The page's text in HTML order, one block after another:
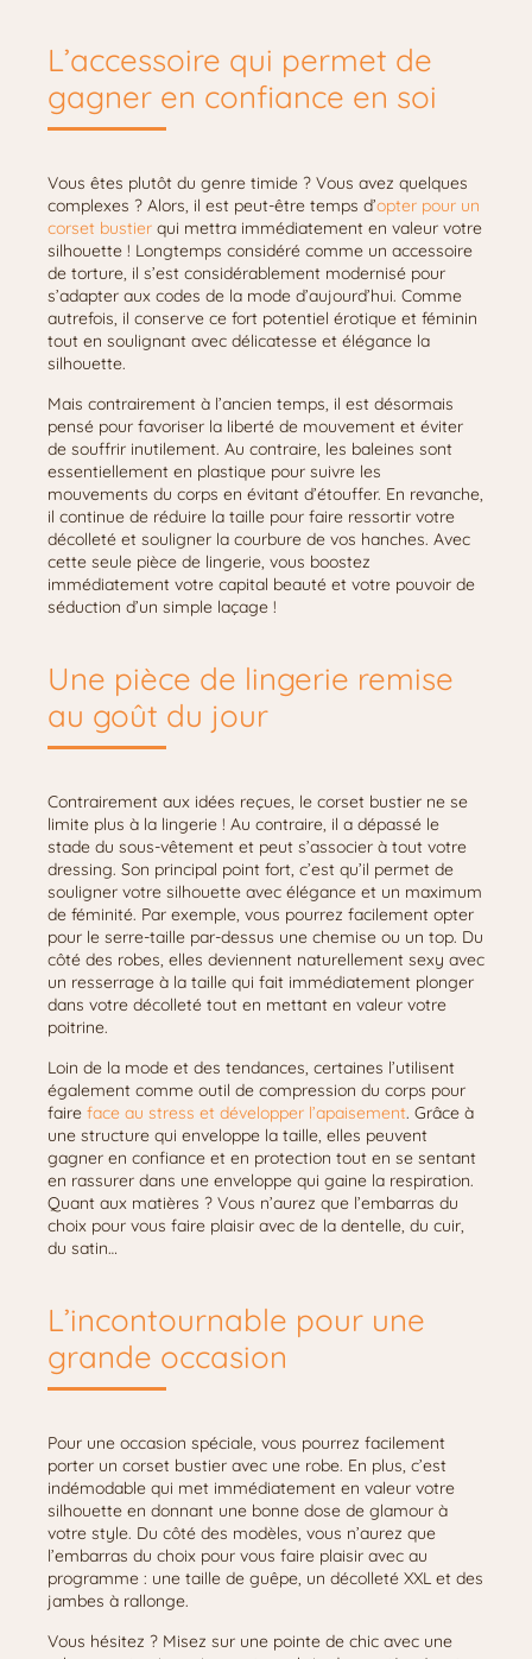
L’accessoire qui permet de
gagner en confiance en soi
Vous êtes plutôt du genre timide ? Vous avez quelques
complexes ? Alors, il est peut-être temps d’opter pour un
corset bustier qui mettra immédiatement en valeur votre
silhouette ! Longtemps considéré comme un accessoire
de torture, il s’est considérablement modernisé pour
s’adapter aux codes de la mode d’aujourd’hui. Comme
autrefois, il conserve ce fort potentiel érotique et féminin
tout en soulignant avec délicatesse et élégance la
silhouette.
Mais contrairement à l’ancien temps, il est désormais
pensé pour favoriser la liberté de mouvement et éviter
de souffrir inutilement. Au contraire, les baleines sont
essentiellement en plastique pour suivre les
mouvements du corps en évitant d’étouffer. En revanche,
il continue de réduire la taille pour faire ressortir votre
décolleté et souligner la courbure de vos hanches. Avec
cette seule pièce de lingerie, vous boostez
immédiatement votre capital beauté et votre pouvoir de
séduction d’un simple laçage !
Une pièce de lingerie remise
au goût du jour
Contrairement aux idées reçues, le corset bustier ne se
limite plus à la lingerie ! Au contraire, il a dépassé le
stade du sous-vêtement et peut s’associer à tout votre
dressing. Son principal point fort, c’est qu’il permet de
souligner votre silhouette avec élégance et un maximum
de féminité. Par exemple, vous pourrez facilement opter
pour le serre-taille par-dessus une chemise ou un top. Du
côté des robes, elles deviennent naturellement sexy avec
un resserrage à la taille qui fait immédiatement plonger
dans votre décolleté tout en mettant en valeur votre
poitrine.
Loin de la mode et des tendances, certaines l’utilisent
également comme outil de compression du corps pour
faire face au stress et développer l’apaisement. Grâce à
une structure qui enveloppe la taille, elles peuvent
gagner en confiance et en protection tout en se sentant
en rassurer dans une enveloppe qui gaine la respiration.
Quant aux matières ? Vous n’aurez que l’embarras du
choix pour vous faire plaisir avec de la dentelle, du cuir,
du satin…
L’incontournable pour une
grande occasion
Pour une occasion spéciale, vous pourrez facilement
porter un corset bustier avec une robe. En plus, c’est
indémodable qui met immédiatement en valeur votre
silhouette en donnant une bonne dose de glamour à
votre style. Du côté des modèles, vous n’aurez que
l’embarras du choix pour vous faire plaisir avec au
programme : une taille de guêpe, un décolleté XXL et des
jambes à rallonge.
Vous hésitez ? Misez sur une pointe de chic avec une